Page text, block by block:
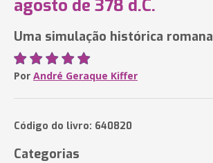
agosto de 378 d.C.
Uma simulação histórica romana
Por André Geraque Kiffer
Código do livro: 640820
Categorias